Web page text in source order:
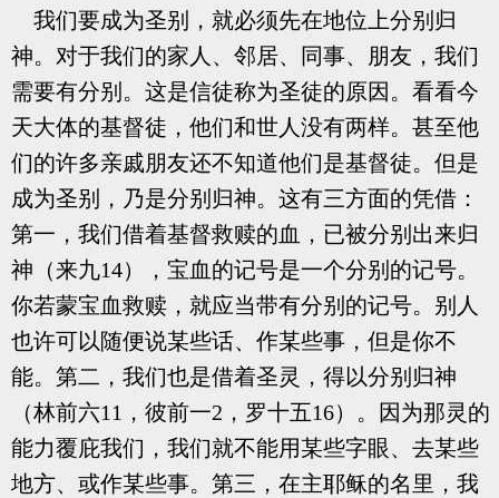
我们要成为圣别，就必须先在地位上分别归
神。对于我们的家人、邻居、同事、朋友，我们
需要有分别。这是信徒称为圣徒的原因。看看今
天大体的基督徒，他们和世人没有两样。甚至他
们的许多亲戚朋友还不知道他们是基督徒。但是
成为圣别，乃是分别归神。这有三方面的凭借：
第一，我们借着基督救赎的血，已被分别出来归
神（来九14），宝血的记号是一个分别的记号。
你若蒙宝血救赎，就应当带有分别的记号。别人
也许可以随便说某些话、作某些事，但是你不
能。第二，我们也是借着圣灵，得以分别归神
（林前六11，彼前一2，罗十五16）。因为那灵的
能力覆庇我们，我们就不能用某些字眼、去某些
地方、或作某些事。第三，在主耶稣的名里，我